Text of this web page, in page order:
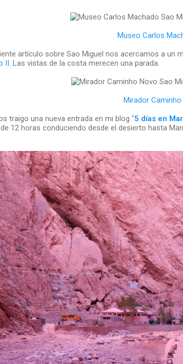
Museo Carlos
artículo sobre Sao Miguel nos acercamos a un
II . Las vistas de la costa merecen una parada.
Mirador
traigo una nueva entrada en mi blog "5 días en
12 horas conduciendo desde el desierto hasta